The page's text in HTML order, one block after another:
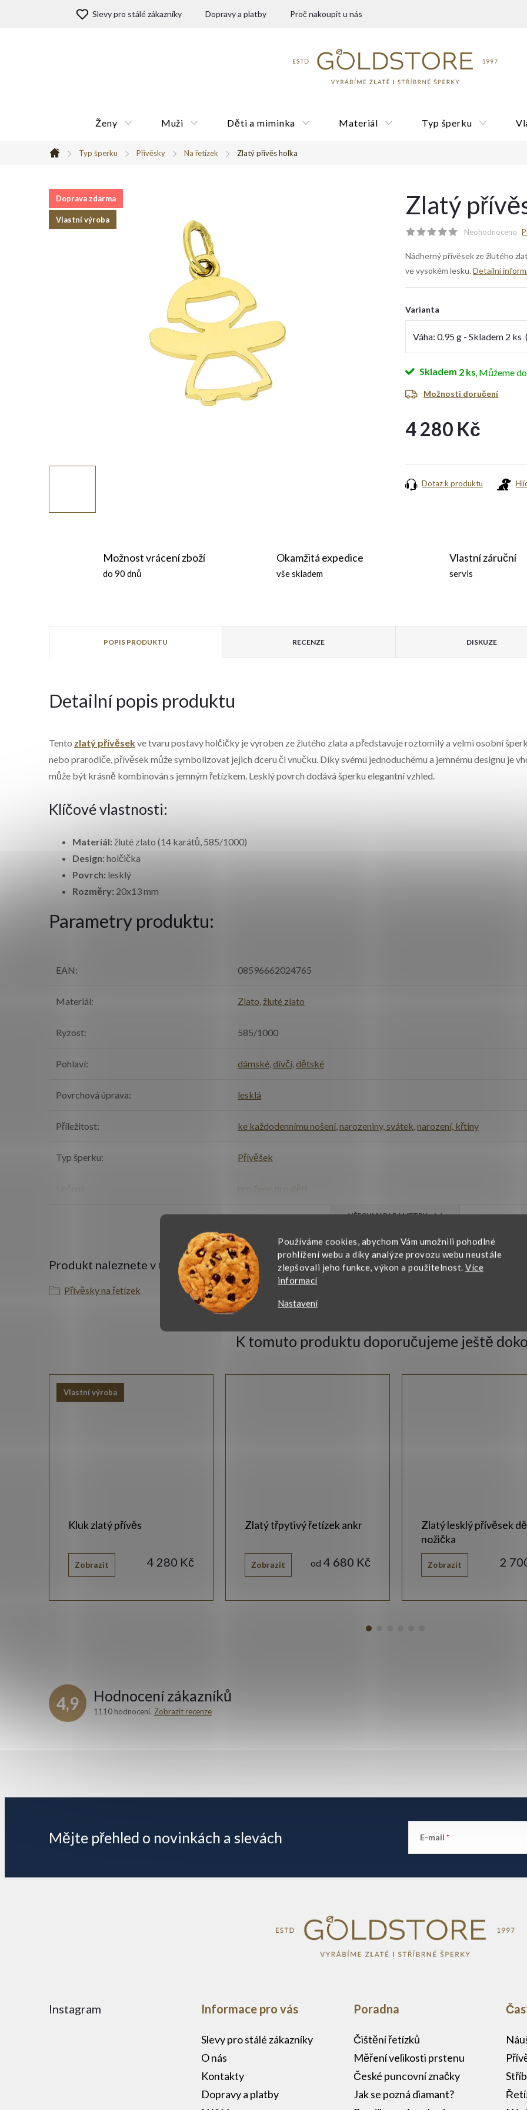
Používáme cookies, abychom Vám umožnili pohodlné
prohlížení webu a díky analýze provozu webu neustále
zlepšovali jeho funkce, výkon a použitelnost. Více
informací
Nastavení
Slevy pro stálé zákazníky Dopravy a platby Proč nakoupit u nás
Ženy
Muži Děti a miminka Materiál Typ šperku
Domů
Typ šperku Přívěsky Na řetízek Zlatý přívěs holka
Doprava zdarma
Vlastní výroba Zlatý
Neohodnoceno
Nádherný přívěsek ze žlutého
ve vysokém lesku. Detailní
Varianta
Skladem 2 ks
Možnosti doručení
4 280 Kč
Dotaz k produktu
Možnost vrácení zboží
do 90 dnů
Okamžitá expedice
vše skladem
Vlastní záruční
servis
POPIS PRODUKTU RECENZE DISKUZE
Detailní popis produktu
Tento zlatý přívěsekve tvaru postavy holčičky je vyroben ze žlutého zlata a představuje roztomilý a velmi osobní
nebo prarodiče, přívěsek může symbolizovat jejich dceru či vnučku. Díky svému jednoduchému a jemnému designu je
může být krásně kombinován s jemným řetízkem. Lesklý povrch dodává šperku elegantní vzhled.
Klíčové vlastnosti:
Materiál:žluté zlato (14 karátů, 585/1000)
Design:holčička
Povrch: lesklý
Rozměry: 20x13 mm
Parametry produktu:
EAN: 08596662024765
Materiál: Zlato, žluté zlato
Ryzost: 585/1000
Pohlaví: dámské,dívčí,dětské
Povrchová úprava: lesklá
Příležitost: ke každodennímu nošení,narozeniny, svátek,narození, křtiny
Typ šperku: Přívěšek
pro děti
VŠECHNY PARAMETRY
Produkt naleznete v této kategorii
Přívěsky na řetízek
K tomuto produktu doporučujeme ještě
Vlastní výroba
Kluk zlatý přívěs
4 280 Kč
Zobrazit
Zlatý třpytivý řetízek ankr
od 4 680 Kč
Zobrazit
Zlatý lesklý přívěsek
nožička
2
Zobrazit
4,9 Hodnocení zákazníků
1110 hodnocení Zobrazit recenze
á
t
Mějte přehled o novinkách a slevách E-mail
Instagram Informace pro vás
Slevy pro stálé zákazníky
O nás
Kontakty
Dopravy a platby
Poradna
Čištění řetízků
Měření velikosti prstenu
České puncovní značky
Jak se pozná diamant?